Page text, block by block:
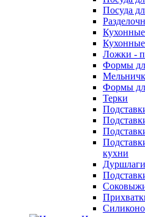
Посуда
Ложки -
Формы
Формы
Терки
кухни